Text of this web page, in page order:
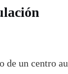
de un centro